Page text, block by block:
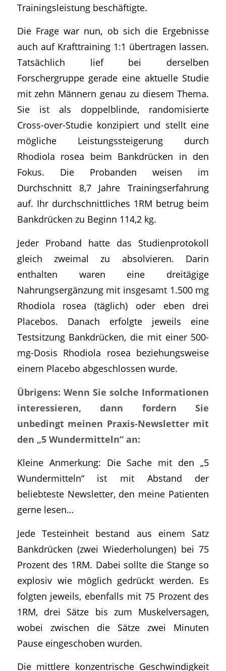
Trainingsleistung beschäftigte.
Die Frage war nun, ob sich die Ergebnisse
auch auf Krafttraining 1:1 übertragen lassen.
Tatsächlich lief bei derselben
Forschergruppe gerade eine aktuelle Studie
mit zehn Männern genau zu diesem Thema.
Sie ist als doppelblinde, randomisierte
Cross-over-Studie konzipiert und stellt eine
mögliche Leistungssteigerung durch
Rhodiola rosea beim Bankdrücken in den
Fokus. Die Probanden weisen im
Durchschnitt 8,7 Jahre Trainingserfahrung
auf. Ihr durchschnittliches 1RM betrug beim
Bankdrücken zu Beginn 114,2 kg.
Jeder Proband hatte das Studienprotokoll
gleich zweimal zu absolvieren. Darin
enthalten waren eine dreitägige
Nahrungsergänzung mit insgesamt 1.500 mg
Rhodiola rosea (täglich) oder eben drei
Placebos. Danach erfolgte jeweils eine
Testsitzung Bankdrücken, die mit einer 500-
mg-Dosis Rhodiola rosea beziehungsweise
einem Placebo abgeschlossen wurde.
Übrigens: Wenn Sie solche Informationen
interessieren, dann fordern Sie
unbedingt meinen Praxis-Newsletter mit
den „5 Wundermitteln“ an:
Kleine Anmerkung: Die Sache mit den „5
Wundermitteln“ ist mit Abstand der
beliebteste Newsletter, den meine Patienten
gerne lesen…
Jede Testeinheit bestand aus einem Satz
Bankdrücken (zwei Wiederholungen) bei 75
Prozent des 1RM. Dabei sollte die Stange so
explosiv wie möglich gedrückt werden. Es
folgten jeweils, ebenfalls mit 75 Prozent des
1RM, drei Sätze bis zum Muskelversagen,
wobei zwischen die Sätze zwei Minuten
Pause eingeschoben wurden.
Die mittlere konzentrische Geschwindigkeit